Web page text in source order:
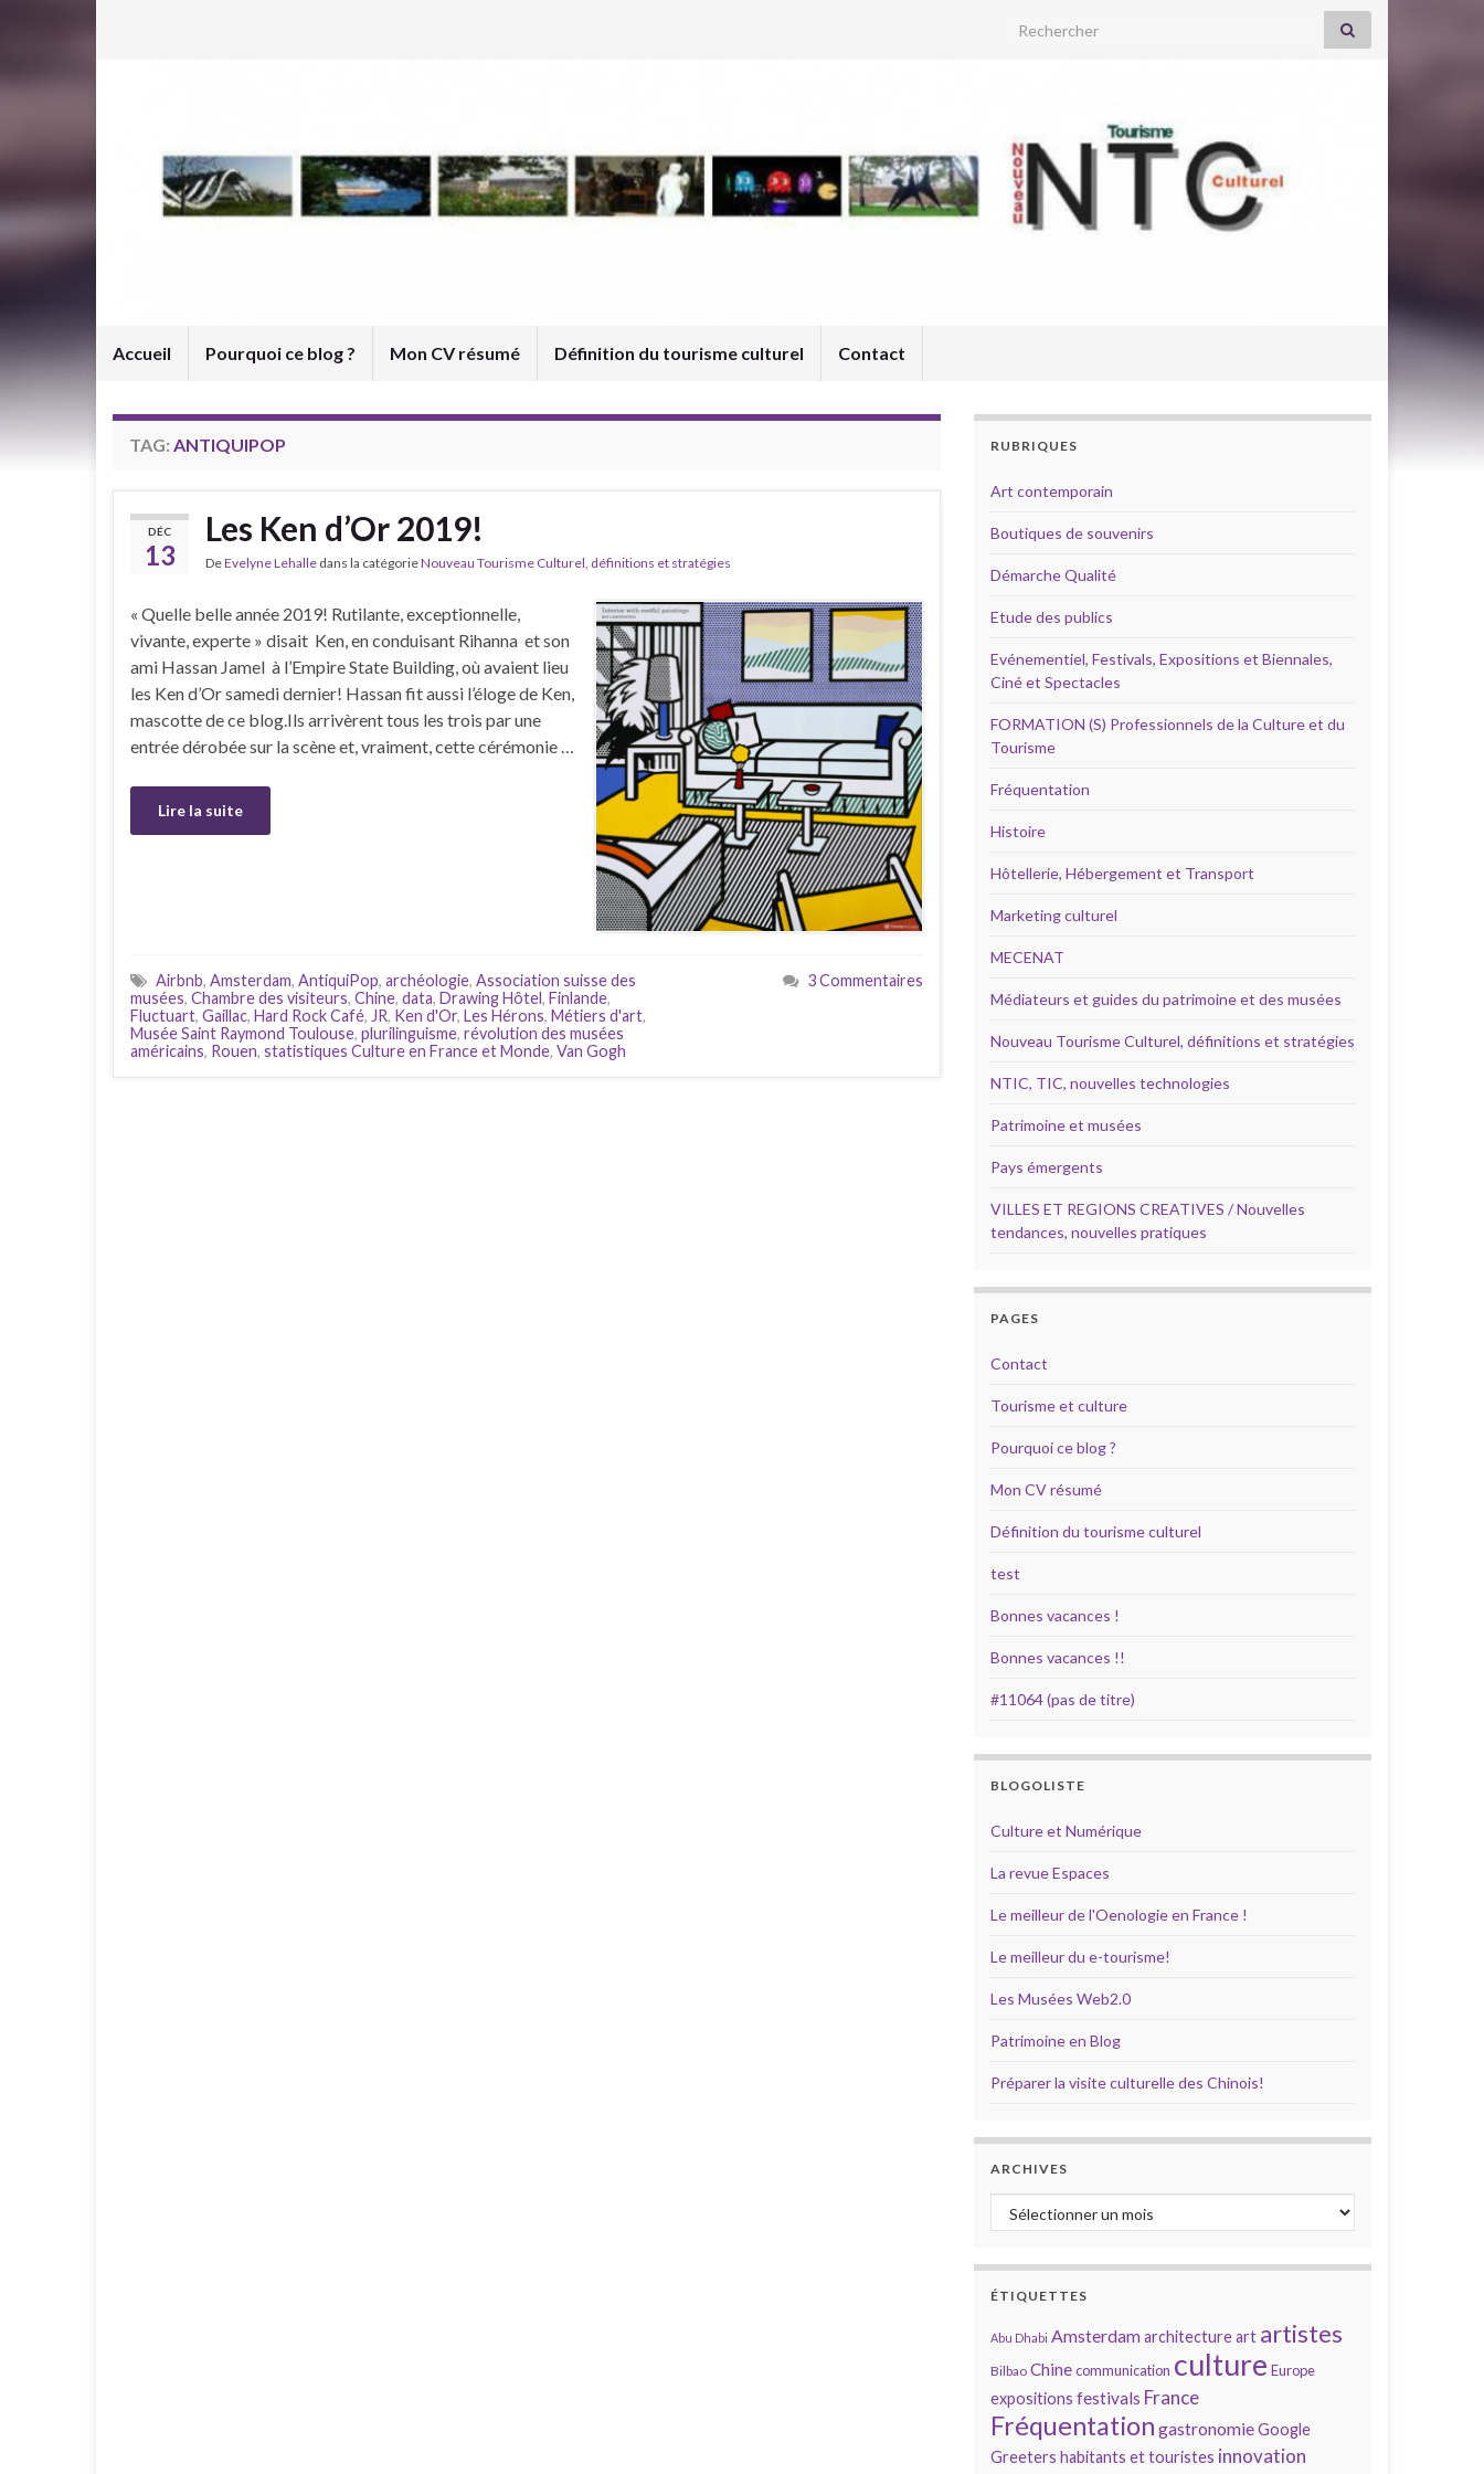
Search for:
Accueil Pourquoi ce blog ? Mon CV résumé Définition du tourisme culturel Contact
TAG: ANTIQUIPOP
DÉC
13
Les Ken d’Or 2019!
DeEvelyne Lehalle dans la catégorieNouveau Tourisme Culturel, définitions et stratégies
« Quelle belle année 2019! Rutilante, exceptionnelle,
vivante, experte » disait Ken, en conduisant Rihanna et son
ami Hassan Jamel à l’Empire State Building, où avaient lieu
les Ken d’Or samedi dernier! Hassan fit aussi l’éloge de Ken,
mascotte de ce blog.Ils arrivèrent tous les trois par une
entrée dérobée sur la scène et, vraiment, cette cérémonie …
Lire la suite
Airbnb, Amsterdam, AntiquiPop, archéologie, Association suisse des
musées, Chambre des visiteurs, Chine, data, Drawing Hôtel, Finlande,
Fluctuart, Gaillac, Hard Rock Café, JR, Ken d'Or, Les Hérons, Métiers d'art,
Musée Saint Raymond Toulouse, plurilinguisme, révolution des musées
américains, Rouen, statistiques Culture en France et Monde, Van Gogh
3 Commentaires
RUBRIQUES
Art contemporain
Boutiques de souvenirs
Démarche Qualité
Etude des publics
Evénementiel, Festivals, Expositions et Biennales,
Ciné et Spectacles
FORMATION (S) Professionnels de la Culture et du
Tourisme
Fréquentation
Histoire
Hôtellerie, Hébergement et Transport
Marketing culturel
MECENAT
Médiateurs et guides du patrimoine et des musées
Nouveau Tourisme Culturel, définitions et stratégies
NTIC, TIC, nouvelles technologies
Patrimoine et musées
Pays émergents
VILLES ET REGIONS CREATIVES / Nouvelles
tendances, nouvelles pratiques
PAGES
Contact
Tourisme et culture
Pourquoi ce blog ?
Mon CV résumé
Définition du tourisme culturel
test
Bonnes vacances !
Bonnes vacances !!
#11064 (pas de titre)
BLOGOLISTE
Culture et Numérique
La revue Espaces
Le meilleur de l'Oenologie en France !
Le meilleur du e-tourisme!
Les Musées Web2.0
Patrimoine en Blog
Préparer la visite culturelle des Chinois!
ARCHIVES
Archives
ÉTIQUETTES
Abu Dhabi Amsterdamarchitectureart artistes
Bilbao Chinecommunication culture Europe
expositions festivals France
Fréquentation gastronomieGoogle
Greeters habitants et touristes innovation